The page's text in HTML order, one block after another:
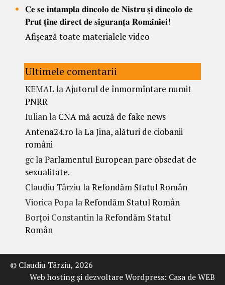
𝐂𝐞 𝐬𝐞 𝐢𝐧𝐭𝐚𝐦𝐩𝐥𝐚 𝐝𝐢𝐧𝐜𝐨𝐥𝐨 𝐝𝐞 𝐍𝐢𝐬𝐭𝐫𝐮 𝐬̦𝐢 𝐝𝐢𝐧𝐜𝐨𝐥𝐨 𝐝𝐞
𝐏𝐫𝐮𝐭 𝐭̦𝐢𝐧𝐞 𝐝𝐢𝐫𝐞𝐜𝐭 𝐝𝐞 𝐬𝐢𝐠𝐮𝐫𝐚𝐧𝐭̦𝐚 𝐑𝐨𝐦𝐚̂𝐧𝐢𝐞𝐢!
Afișează toate materialele video
Ultimele comentarii
KEMAL laAjutorul de înmormîntare numit
PNRR
Iulianla CNA mă acuză de fake news
Antena24.ro laLa Jina, alături de ciobanii
români
gclaParlamentul European pare obsedat de
sexualitate.
Claudiu Târziu laRefondăm Statul Român
Viorica PopalaRefondăm Statul Român
Borțoi ConstantinlaRefondăm Statul
Român
© Claudiu Târziu, 2026
Web hosting şi dezvoltare Wordpress: Casa de WEB